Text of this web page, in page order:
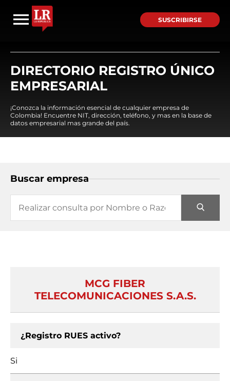
SUSCRIBIRSE
DIRECTORIO REGISTRO ÚNICO
EMPRESARIAL
¡Conozca la información esencial de cualquier empresa de
Colombia! Encuentre NIT, dirección, teléfono, y mas en la base de
datos empresarial mas grande del país.
Buscar empresa
MCG FIBER
TELECOMUNICACIONES S.A.S.
¿Registro RUES activo?
Si